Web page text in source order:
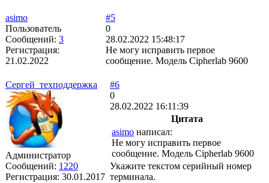
asimo
Пользователь
Сообщений: 3
Регистрация:
21.02.2022
#5
0
28.02.2022 15:48:17
Не могу исправить первое
сообщение. Модель Cipherlab 9600
Сергей_техподдержка
Администратор
Сообщений: 1220
Регистрация: 30.01.2017
#6
0
28.02.2022 16:11:39
Цитата
asimo написал:
Не могу исправить первое
сообщение. Модель Cipherlab 9600
Укажите текстом серийный номер
терминала.